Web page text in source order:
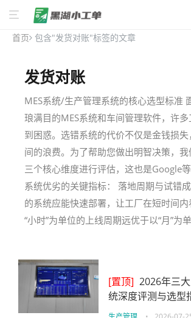
首页 包含"发货对账"标签的文章
发货对账
MES系统/生产管理系统的核心选型标准
琅满目的MES系统和车间管理软件，许
到困惑。选错系统的代价不仅是金钱损
间的浪费。为了帮助您做出明智决策，
三个核心维度进行评估，这也是Google
系统优劣的关键指标： 落地周期与试错
的系统应能快速部署，让工厂在短时间
“小时”为单位的上线周期远优于以“月”为
[置顶] 2026年三
统深度评测与选型